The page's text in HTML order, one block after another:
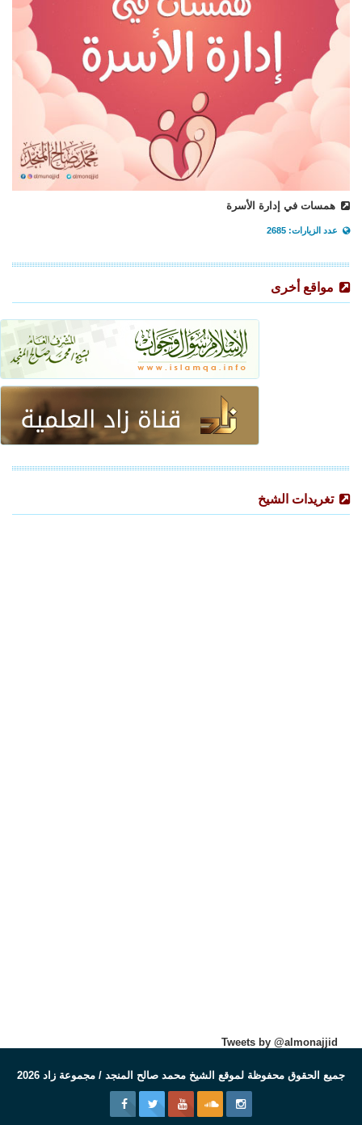
همسات في إدارة الأسرة
عدد الزيارات: 2685
مواقع أخرى
تغريدات الشيخ
Tweets by @almonajjid
جميع الحقوق محفوظة لموقع الشيخ محمد صالح المنجد / مجموعة زاد 2026